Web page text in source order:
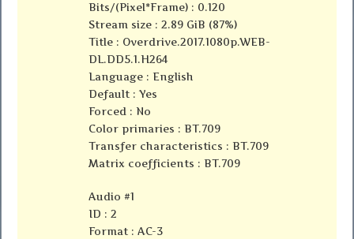
Bits/(Pixel*Frame) : 0.120
Stream size : 2.89 GiB (87%)
Title : Overdrive.2017.1080p.WEB-
DL.DD5.1.H264
Language : English
Default : Yes
Forced : No
Color primaries : BT.709
Transfer characteristics : BT.709
Matrix coefficients : BT.709
Audio #1
ID : 2
Format : AC-3